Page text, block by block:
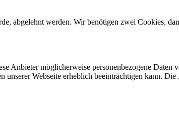
abgelehnt werden. Wir benötigen zwei Cookies,
Anbieter möglicherweise personenbezogene Daten
Webseite erheblich beeinträchtigen kann.